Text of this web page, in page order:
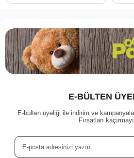
E-BÜLTEN
E-bülten üyeliği ile indirim ve
Fırsatları